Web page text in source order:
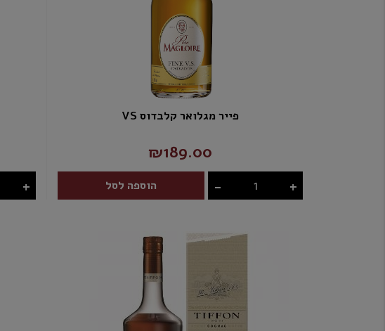
פייר מגלואר קלבדוס VS
₪189.00
- + הוספה לסל +